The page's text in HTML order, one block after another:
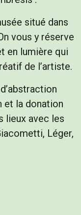
situé dans
vous y réserve
en lumière qui
de l’artiste.
et la donation
lieux avec les
Léger,